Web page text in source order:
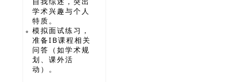
学术兴趣与个人
特质。
模拟面试练习，
准备IB课程相关
问答（如学术规
划、课外活
动）。